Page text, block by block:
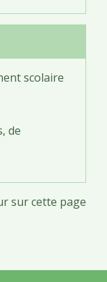
scolaire
de
sur cette page